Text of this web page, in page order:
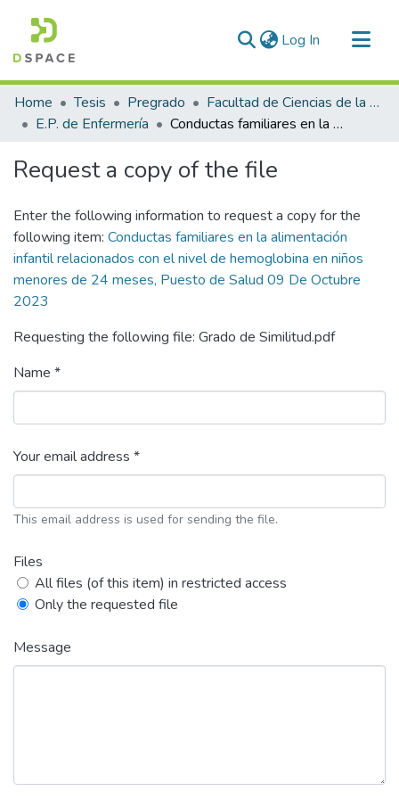
Log In (current)
Communities & Collections
All of DSpace
Home Tesis Pregrado
Facultad de Ciencias de la Salud
E.P. de Enfermería
Conductas familiares en la alimentación infantil relacionados con el nivel de hemoglobina en niños menores de 24 meses, Puesto de Salud 09 De Octubre 2023
Request a copy of the file
Enter the following information to request a copy for the
following item: Conductas familiares en la alimentación
infantil relacionados con el nivel de hemoglobina en niños
menores de 24 meses, Puesto de Salud 09 De Octubre
2023
Requesting the following file: Grado de Similitud.pdf
Name *
Your email address *
This email address is used for sending the file.
Files
All files (of this item) in restricted access
Only the requested file
Message